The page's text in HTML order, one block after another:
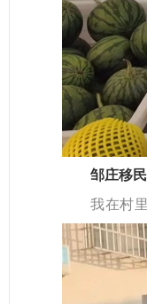
邹庄移
我在村